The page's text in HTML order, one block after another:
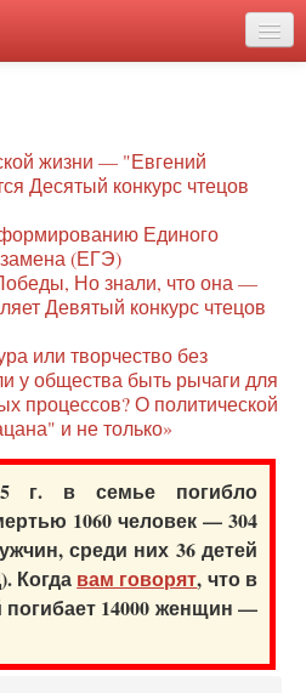
жизни — "Евгений
Десятый конкурс чтецов
Единого
(ЕГЭ)
Но знали, что она —
Девятый конкурс чтецов
или творчество без
у общества быть рычаги для
процессов? О политической
и не только»
г. в семье погибло
1060 человек — 304
среди них 36 детей
Когда вам говорят, что в
14000 женщин —